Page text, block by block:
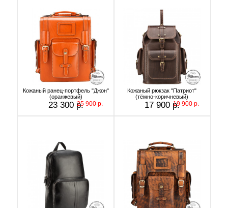
Кожаный ранец-портфель "Джон"
(оранжевый)
23 300 р.25 900 р.
Кожаный рюкзак "Патриот"
(тёмно-коричневый)
17 900 р.19 900 р.